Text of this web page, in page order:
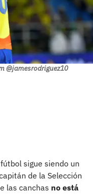
@jamesrodriguez10
sigue siendo un
de la Selección
las canchas no está